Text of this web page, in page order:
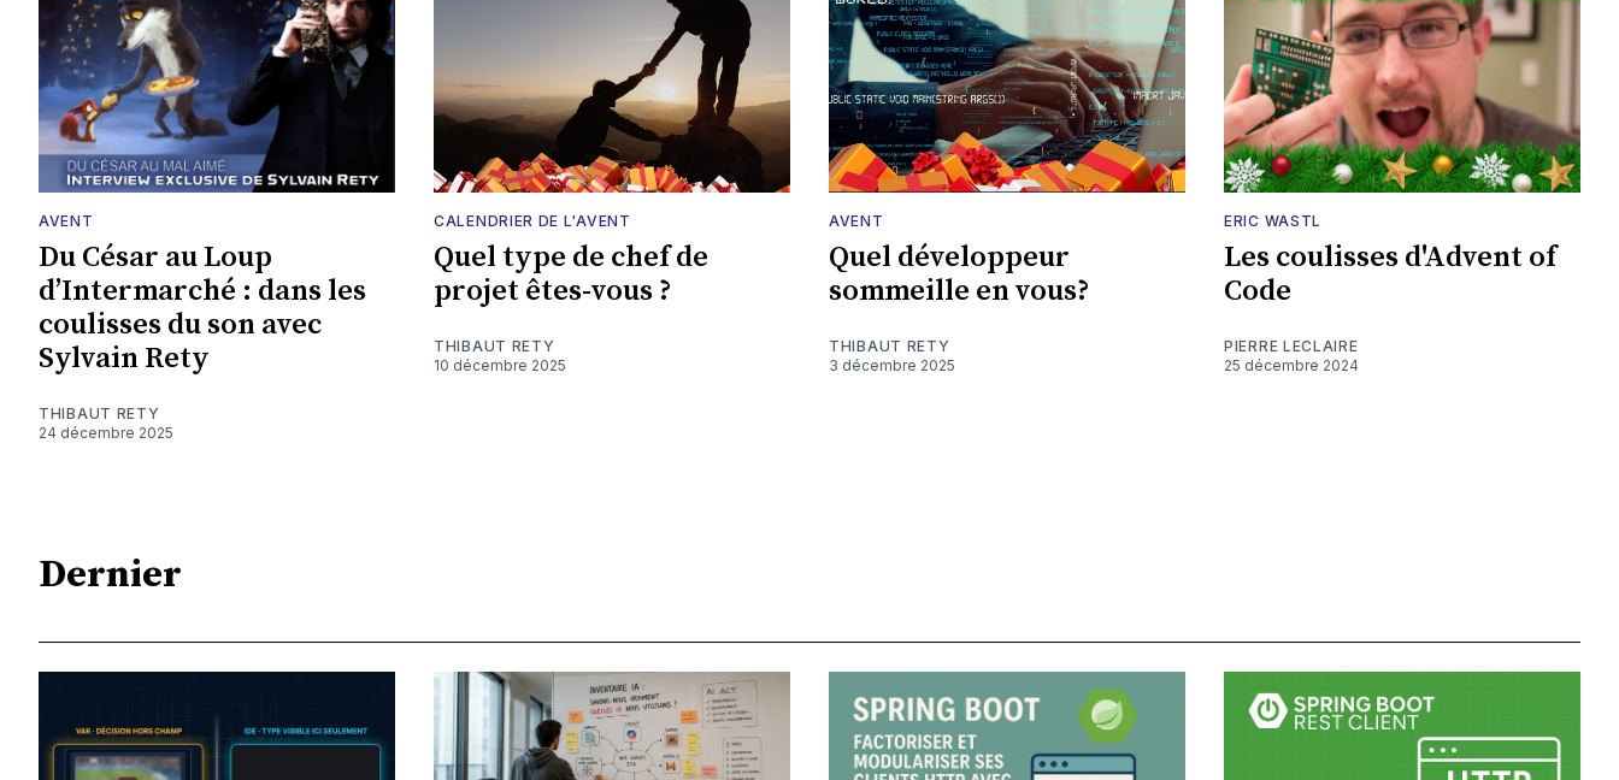
AVENT
Du César au Loup
d’Intermarché : dans les
coulisses du son avec
Sylvain Rety
THIBAUT RETY
24 décembre 2025
CALENDRIER DE L'AVENT
Quel type de chef de
projet êtes-vous ?
THIBAUT RETY
10 décembre 2025
AVENT
Quel développeur
sommeille en vous?
THIBAUT RETY
3 décembre 2025
ERIC WASTL
Les coulisses d'Advent of
Code
PIERRE LECLAIRE
25 décembre 2024
Dernier